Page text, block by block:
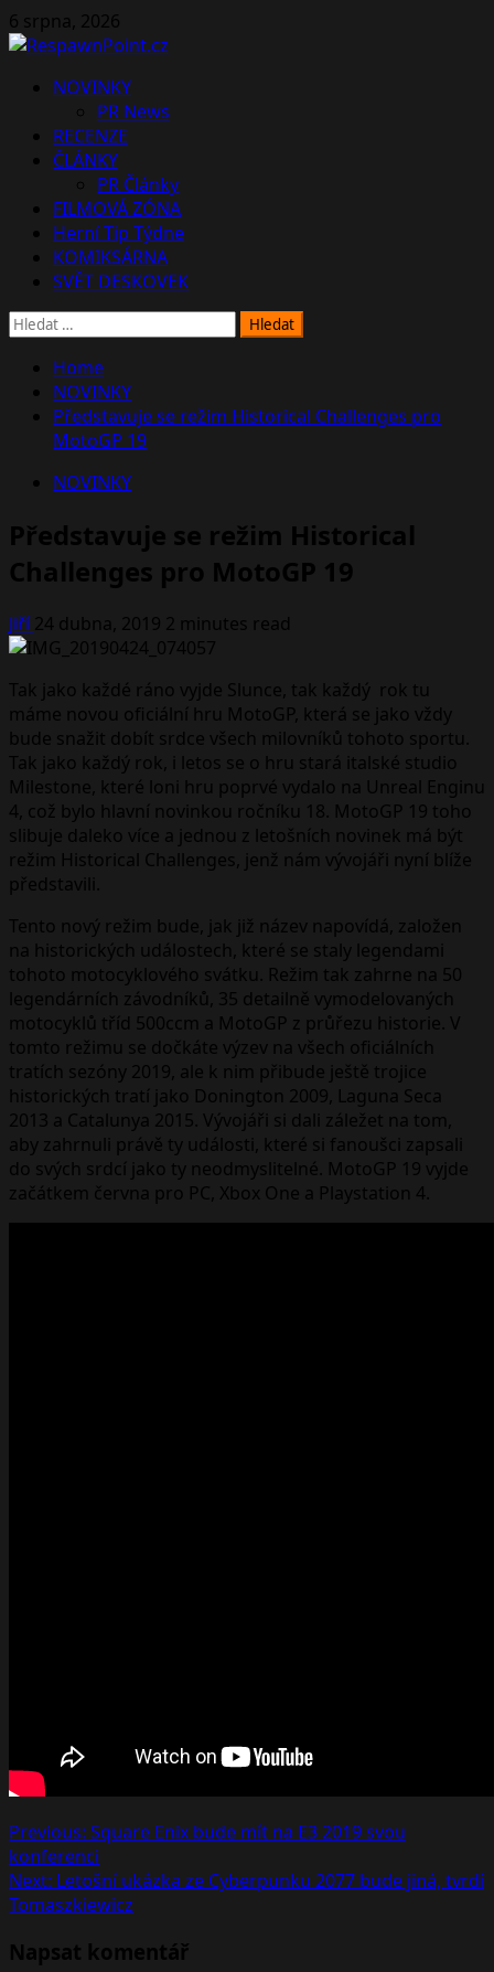
Skip
to
6 srpna, 2026
PrimaryNOVINKY
PR News
RECENZE
ČLÁNKY
PR Články
FILMOVÁ ZÓNA
Herní Tip Týdne
KOMIKSÁRNA
SVĚT DESKOVEK
Vyhledávání
Home
NOVINKY
Představuje se režim Historical Challenges pro
MotoGP 19
NOVINKY
Představuje se režim Historical
Challenges pro MotoGP 19
Jiří24 dubna, 2019 2 minutes read
Tak jako každé ráno vyjde Slunce, tak každý rok tu
máme novou oficiální hru MotoGP, která se jako vždy
bude snažit dobít srdce všech milovníků tohoto sportu.
Tak jako každý rok, i letos se o hru stará italské studio
Milestone, které loni hru poprvé vydalo na Unreal Enginu
4, což bylo hlavní novinkou ročníku 18. MotoGP 19 toho
slibuje daleko více a jednou z letošních novinek má být
režim Historical Challenges, jenž nám vývojáři nyní blíže
představili.
Tento nový režim bude, jak již název napovídá, založen
na historických událostech, které se staly legendami
tohoto motocyklového svátku. Režim tak zahrne na 50
legendárních závodníků, 35 detailně vymodelovaných
motocyklů tříd 500ccm a MotoGP z průřezu historie. V
tomto režimu se dočkáte výzev na všech oficiálních
tratích sezóny 2019, ale k nim přibude ještě trojice
historických tratí jako Donington 2009, Laguna Seca
2013 a Catalunya 2015. Vývojáři si dali záležet na tom,
aby zahrnuli právě ty události, které si fanoušci zapsali
do svých srdcí jako ty neodmyslitelné. MotoGP 19 vyjde
začátkem června pro PC, Xbox One a Playstation 4.
Post
navigation
Previous: Square Enix bude mít na E3 2019 svou
konferenci
Next: Letošní ukázka ze Cyberpunku 2077 bude jiná, tvrdí
Tomaszkiewicz
Napsat komentář